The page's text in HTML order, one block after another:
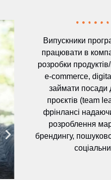
Анна Колодка
Випускники
працювати в
розробки
e-commerce,
займати посади
проєктів (team
фрінлансі
розроблення
брендингу,